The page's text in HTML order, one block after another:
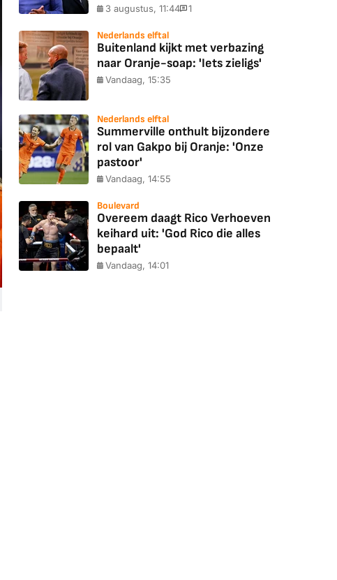
3 augustus, 11:44 1
Nederlands elftal
Buitenland kijkt met verbazing
naar Oranje-soap: 'Iets zieligs'
Vandaag, 15:35
Nederlands elftal
Summerville onthult bijzondere
rol van Gakpo bij Oranje: 'Onze
pastoor'
Vandaag, 14:55
Boulevard
Overeem daagt Rico Verhoeven
keihard uit: 'God Rico die alles
bepaalt'
Vandaag, 14:01